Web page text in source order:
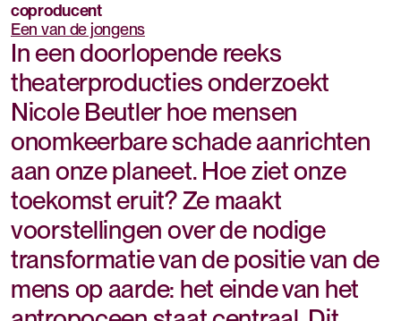
coproducent
Een van de jongens
In een doorlopende reeks
theaterproducties onderzoekt
Nicole Beutler hoe mensen
onomkeerbare schade aanrichten
aan onze planeet. Hoe ziet onze
toekomst eruit? Ze maakt
voorstellingen over de nodige
transformatie van de positie van de
mens op aarde: het einde van het